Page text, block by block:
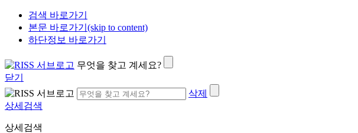
검색 바로가기
본문 바로가기(skip to content)
하단정보 바로가기
무엇을 찾고 계세요?
닫기
삭제
상세검색
상세검색